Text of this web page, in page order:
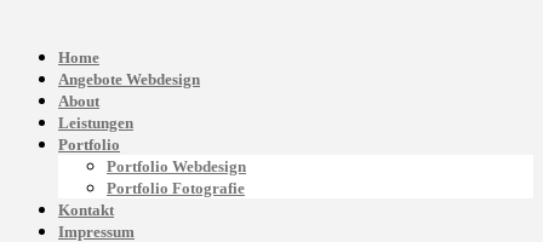
Home
Angebote Webdesign
About
Leistungen
Portfolio
Portfolio Webdesign
Portfolio Fotografie
Kontakt
Impressum